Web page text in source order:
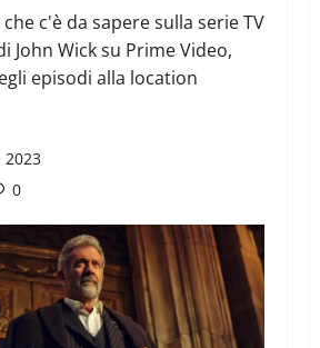
c'è da sapere sulla serie TV
John Wick su Prime Video,
episodi alla location
0